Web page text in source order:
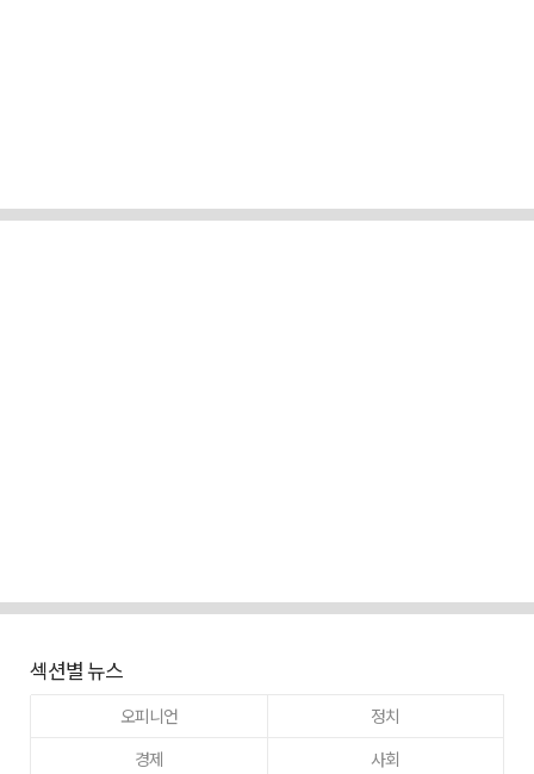
섹션별 뉴스
오피니언
정치
경제
사회